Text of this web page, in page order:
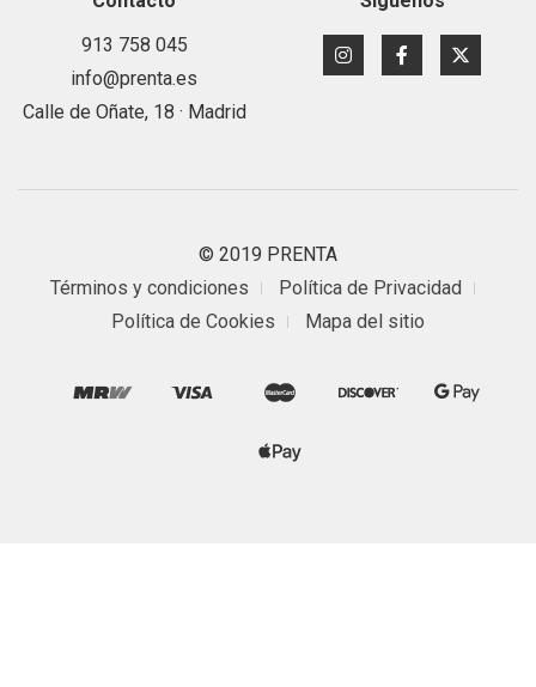
913 758 045
info@prenta.es
Calle de Oñate, 18 · Madrid
© 2019 PRENTA
Términos y condiciones
Política de Privacidad
Política de Cookies
Mapa del sitio